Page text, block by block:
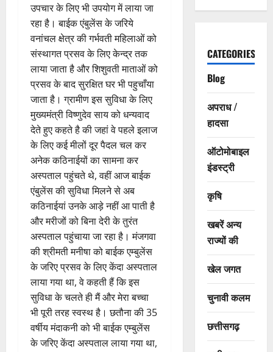
उपचार के लिए भी उपयोग में लाया जा
रहा है। बाईक एंबुलेंस के जरिये
वनांचल क्षेत्र की गर्भवती महिलाओं को
संस्थागत प्रसव के लिए केन्द्र तक
लाया जाता है और शिशुवती माताओं को
प्रसव के बाद सुरक्षित घर भी पहुचाँया
जाता है। ग्रामीण इस सुविधा के लिए
मुख्यमंत्री विष्णुदेव साय को धन्यवाद
देते हुए कहते है की जहां वे पहले इलाज
के लिए कई मीलों दूर पैदल चल कर
अनेक कठिनाईयों का सामना कर
अस्पताल पहुंचते थे, वहीं आज बाईक
एंबुलेंस की सुविधा मिलने से अब
कठिनाईयां उनके आड़े नहीं आ पाती है
और मरीजों को बिना देरी के तुरंत
अस्पताल पहुंचाया जा रहा है। मंजगवा
की श्रीमती मनीषा को बाईक एम्बुलेंस
के जरिए प्रसव के लिए केंदा अस्पताल
लाया गया था, वे कहती हैं कि इस
सुविधा के चलते ही मैं और मेरा बच्चा
भी पूरी तरह स्वस्थ है। छतौना की 35
वर्षीय मंदाकनी को भी बाईक एम्बुलेंस
के जरिए केंदा अस्पताल लाया गया था,
CATEGORIES
Blog
अपराध /
हादसा
ऑटोमोबाइल
इंडस्ट्री
कृषि
खबरें अन्य
राज्यों की
खेल जगत
चुनावी कलम
छत्तीसगढ़